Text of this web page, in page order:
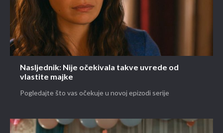
Nasljednik: Nije očekivala takve uvrede od
vlastite majke
Pogledajte što vas očekuje u novoj epizodi serije